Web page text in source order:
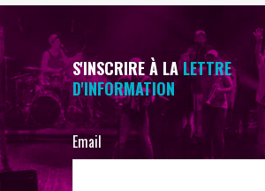
S'INSCRIRE À LALETTRE
D'INFORMATION
Email